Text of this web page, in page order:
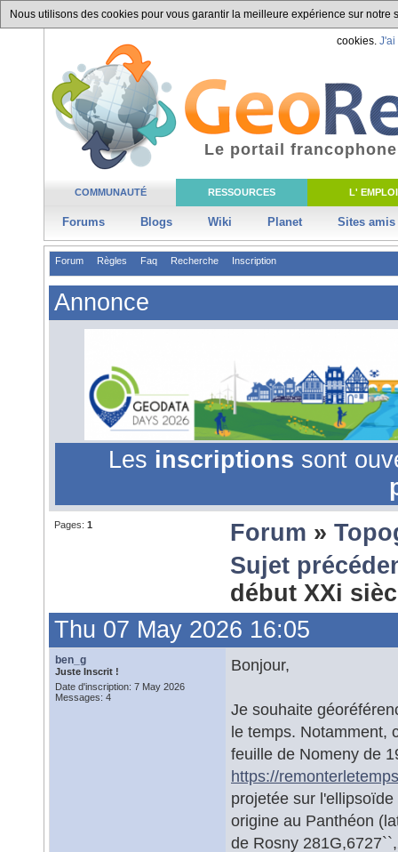
Nous utilisons des cookies pour vous garantir la meilleure expérience sur
cookies. J'ai
COMMUNAUTÉ RESSOURCES L' EMPLOI
Forums Blogs Wiki Planet Sites amis
Le portail
Forum Règles Faq Recherche Inscription
Annonce
Les inscriptions sont
Pages: 1 Forum »
Sujet
début XXi
Thu 07 May 2026 16:05
ben_g
Juste Inscrit !
Date d'inscription: 7 May 2026
Messages: 4
Bonjour,
Je souhaite
le temps. Notamment,
feuille de Nomeny de
https://
projetée sur
origine au Panthéon
de Rosny